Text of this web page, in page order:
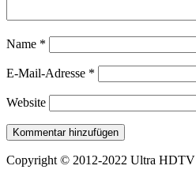
Name *
E-Mail-Adresse *
Website
Copyright © 2012-2022 Ultra HDTV